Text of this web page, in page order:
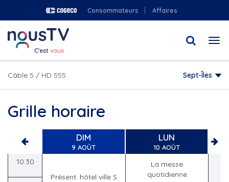
au
contenu
principal
Consommateurs Affaires
Câble 5 / HD 555 Sept-Îles
Grille horaire
DIM
9 AOÛT
LUN
10 AOÛT
communautaire
communautaire
08:30
Suivez le rythme Forme-vitalité
10:30
Présent. hôtel ville S
La messe
quotidienne